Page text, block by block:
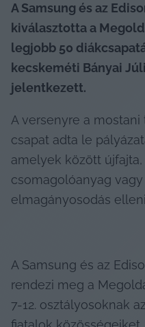
A Samsung és az
kiválasztotta a
legjobb 50
kecskeméti Bányai
jelentkezett.
A versenyre a
csapat adta le
amelyek között
csomagolóanyag
elmagányosodás
A Samsung és az
rendezi meg a
7-12. osztályosoknak